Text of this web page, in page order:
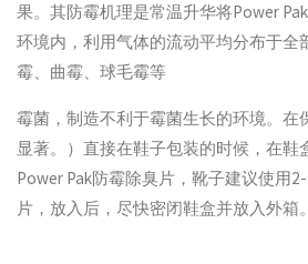
果。其防霉机理是常温升华将Power
环境内，利用气体的流动平均分布于全
霉、曲霉、球毛霉等
霉菌，制造不利于霉菌生长的环境。在
显著。）直接在鞋子包装的时候，在鞋
Power Pak防霉除臭片，靴子建议使用
片，放入后，尽快密闭鞋盒并放入外箱。